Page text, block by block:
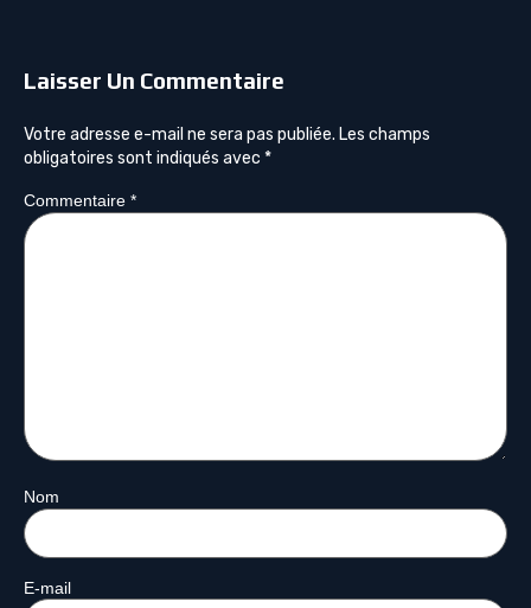
Laisser Un Commentaire
Votre adresse e-mail ne sera pas publiée. Les champs
obligatoires sont indiqués avec *
Commentaire *
Nom
E-mail